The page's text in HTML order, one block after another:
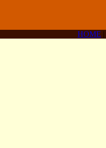
HOME |